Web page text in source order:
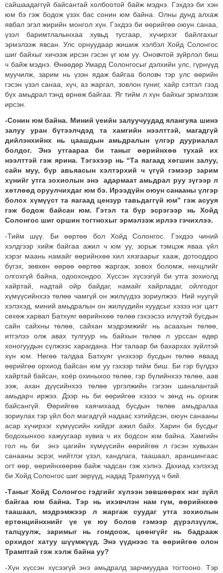
сайшаадаггүй байсантай холбоотой байж мэднэ. Гэхдээ би хэн
юм бэ гэж бодож үзэх бас сонин юм байна. Олны дунд алхаж
явбал эгэл жирийн монгол хүн. Гэхдээ би өөрийгөө оюун санаа,
үзэл баримтлалынхаа хувьд тусгаар, хүчирхэг байлгахыг
эрмэлзэж явсан. Улс орнуудаар жишиж хэлбэл Хойд Солонгос
шиг байхыг хичээж ирсэн гэсэн үг юм уу. Оновчтой зүйрлэл биш
ч байж мэднэ. Өнөөдөр Умард Солонгосыг дэлхийн улс, гүрнүүд
муучилж, зарим нь үзэн ядаж байгаа боловч тэр улс өөрийн
гэсэн үзэл санаа, хүч, аз жаргал, зовлон гуниг, хайр сэтгэл гээд
бүх амьдрал тэнд өрнөж байгаа. Яг тийм л хүн байхыг эрмэлзэж
ирсэн.
-Сонин юм байна. Миний үеийн залуучуудад ялангуяа шинэ
залуу уран бүтээлчдэд та хамгийн нээлттэй, магадгүй
дийлэнхийнх нь цаашдын амьдралын үлгэр дууриалал
болдог. Энэ утгаараа би таныг өөрийнхөө тухай их
нээлттэй гэж ярина. Тэгэхээр нь “Та яагаад хөгшин залуу,
сайн муу, бүр авьяасын хэлтэрхий ч үгүй гэмээр зарим
хүнийг утга зохиолын энэ адармаат амьдрал руу зүгээр л
хөтлөөд оруулчихдаг юм бэ. Ирээдүйн оюун санааны үлгэр
болох хүмүүст та яагаад цензур тавьдаггүй юм” гэж асууя
гэж бодож байсан юм. Гэтэл та бүр эсрэгээр нь Хойд
Солонгос шиг оршин тогтнохыг эрмэлзэж ирлээ гэчихлээ.
-Тийм шүү. Би өөртөө бол Хойд Солонгос. Гэхдээ чиний
хэлдгээр хийж байгаа ажил ч юм уу, зорьж тэмцэж яваа үйл
хэрэг маань намайг өөрийнхөө хил хязгаарыг хааж, дотооддоо
бүгэх, зөвхөн өөрөө өөртөө жаргаж, зовох боломж, нөхцлийг
олгохгүй байна, одоохондоо. Хүссэн хүсээгүй би утга зохиолд
хайртай, надтай ойр байдаг, намайг хайрладаг, ойлгодог
хүмүүсийнхээ төлөө чамгүй он жилүүдээ зориулжээ. Ний нуугүй
хэлэхэд, миний амьдралын он жилүүдийн хуудсыг хэзээ нэг цагт
сөхөж харвал Батхуяг өөрийнхөө төлөө гэхээсээ илүүтэй бусдын
сайн сайхны төлөө, сайхан мэдрэмжийг нь асаахын төлөө,
итгэлээ олж авах тулгуур нь байхын төлөө л урссан өдөр
хоногуудын сүлжээс харагдана. Нэг талаар би бахархах зүйлтэй
хүн юм. Нөгөө талдаа Батхуяг үнэхээр бусдын төлөө яваад
өөрийгөө орхиод байсан юм уу гэхээр тийм биш. Би гэр бүлдээ
хайртай байсан, хоёр охиныхоо төлөө, гэр бүлийнхээ төлөө, аав
ээж, ахан дүүсийнхээ төлөө үргэлжийн гэгээн шаналантай
амьдарч иржээ. Дээр нь би өөрийгөө хэзээ ч зөнд нь орхиж
байсангүй. Өөрийгөө хаячихаад бусдын төлөө амьдралаа
зориулах тэр үйл бол магадгүй надаас хэтийдсэн, оюун санааны
асар хүчирхэг хүмүүсийн хийдэг ажил байх. Харин би бусдыг
бодохынхоо хажуугаар хувиа ч их бодсон юм байна. Хамгийн
гол нь би энэ цагийн хүмүүсийн өөрийгөө л гэсэн хувьхан
санааны эсрэг, нийтлэг үзэл, хандлага, таашаал, араншингаас
огт өөр, өөрийнхөөрөө байж чадсан гэж хэлнэ. Дахиад хэлэхэд
би Хойд Солонгос шиг зөрүүд, надад Трампууд ч бий.
-Таныг Хойд Солонгос гэдгийг хүлээн зөвшөөрөх нэг зүйл
байгаа юм байна. Тэр нь ихэвчлэн нам гүм, өөрийнхөө
таашаал, мэдрэмжээр л жаргаж суудаг утга зохиолын
ертөнцийнхнийг үе үе юу болов гэмээр дүрэлзүүлж,
талцуулж, заримыг нь гомдоож, цөөнгүйг нь бадрааж
орхидог хатуу шүүмжүүд. Энэ үүднээс та өөрийгөө олон
Трамптай гэж хэлж байна уу?
-Хүн хүссэн хүсээгүй энэ амьдралд зарчмуудаа тогтооно. Тэр